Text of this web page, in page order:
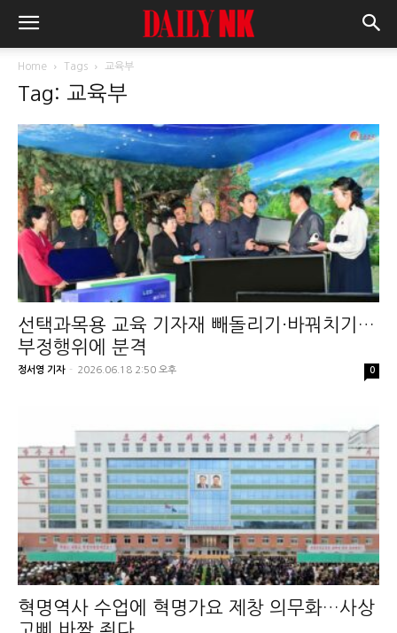
Home Tags 교육부
Tag: 교육부
선택과목용 교육 기자재 빼돌리기·바꿔치기…
부정행위에 분격
정서영 기자 - 2026.06.18 2:50 오후 0
혁명역사 수업에 혁명가요 제창 의무화…사상